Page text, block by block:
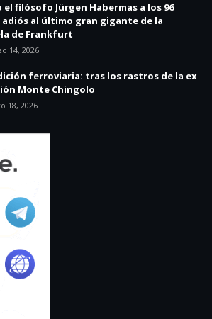
el filósofo Jürgen Habermas a los 96
adiós al último gran gigante de la
de Frankfurt
14, 2026
ferroviaria: tras los rastros de la ex
Monte Chingolo
18, 2026